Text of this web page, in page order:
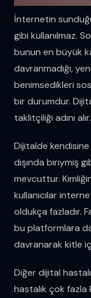
İnternetin
gibi kullanılmaz.
bunun en büyük
davranmadığı,
benimsedikleri
bir durumdur.
taklitçiliği adını alır.
Dijitalde
dışında biriymiş
mevcuttur.
kullanıcılar
oldukça fazladır.
bu platformlara
davranarak kitle
Diğer dijital
hastalık çok fazla